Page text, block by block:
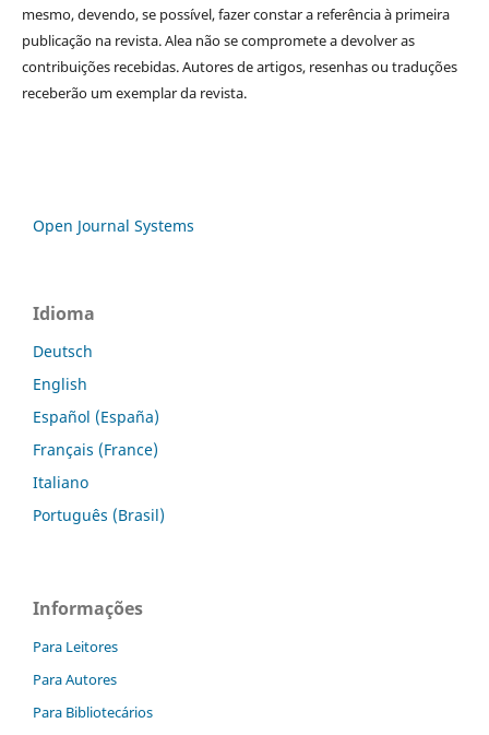
mesmo, devendo, se possível, fazer constar a referência à primeira
publicação na revista. Alea não se compromete a devolver as
contribuições recebidas. Autores de artigos, resenhas ou traduções
receberão um exemplar da revista.
Open Journal Systems
Idioma
Deutsch
English
Español (España)
Français (France)
Italiano
Português (Brasil)
Informações
Para Leitores
Para Autores
Para Bibliotecários